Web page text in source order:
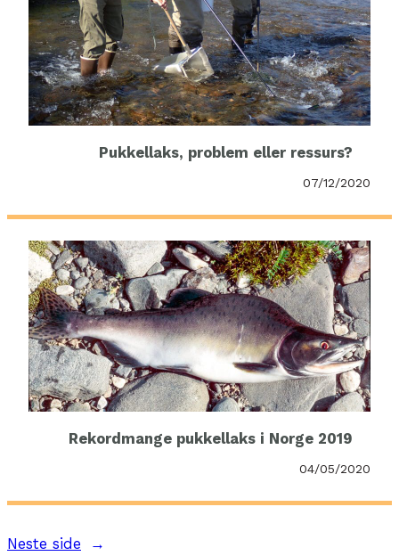
Pukkellaks, problem eller ressurs?
07/12/2020
Rekordmange pukkellaks i Norge 2019
04/05/2020
Neste side →